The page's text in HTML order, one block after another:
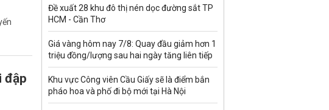
đập
Đề xuất 28 khu đô thị nén dọc đường sắt TP
HCM - Cần Thơ
Giá vàng hôm nay 7/8: Quay đầu giảm hơn 1
triệu đồng/lượng sau hai ngày tăng liên tiếp
Khu vực Công viên Cầu Giấy sẽ là điểm bắn
pháo hoa và phố đi bộ mới tại Hà Nội